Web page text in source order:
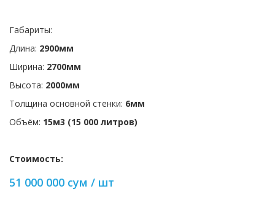
Габариты:
Длина: 2900мм
Ширина: 2700мм
Высота: 2000мм
Толщина основной стенки: 6мм
Объём: 15м3 (15 000 литров)
Стоимость:
51 000 000 сум / шт